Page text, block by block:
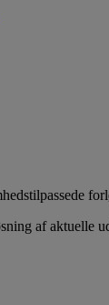
af aktuelle